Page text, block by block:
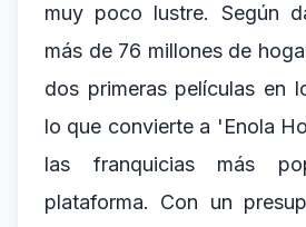
muy poco lustre. Según
más de 76 millones de
dos primeras películas en
lo que convierte a 'Enola
las franquicias más
plataforma. Con un